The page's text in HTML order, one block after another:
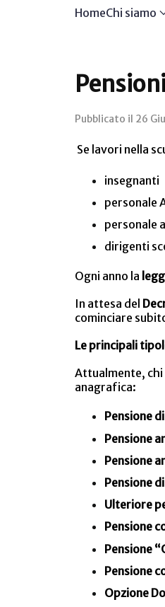
HomeChi siamo
Pubblicato il 26
Se lavori nella
insegnanti
personale
personale
dirigenti
Ogni anno la
In attesa del
cominciare
Le principali
Attualmente, chi
anagrafica:
Pensione
Pensione
Pensione
Pensione
Ulteriore
Pensione
Pensione
Pensione
Opzione